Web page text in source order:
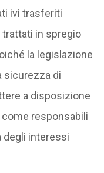
ivi trasferiti
in spregio
la legislazione
sicurezza di
a disposizione
responsabili
degli interessi